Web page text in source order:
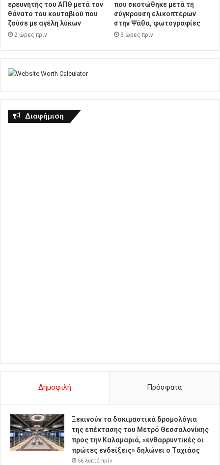
ερευνητής του ΑΠΘ μετά τον
θάνατο του κουταβιού που
ζούσε με αγέλη λύκων
2 ώρες πρίν
που σκοτώθηκε μετά τη
σύγκρουση ελικοπτέρων
στην Ψάθα, φωτογραφίες
3 ώρες πρίν
Διαφήμιση
Δημοφιλή Πρόσφατα
Ξεκινούν τα δοκιμαστικά δρομολόγια
της επέκτασης του Μετρό Θεσσαλονίκης
προς την Καλαμαριά, «ενθαρρυντικές οι
πρώτες ενδείξεις» δηλώνει ο Ταχιάος
56 λεπτά πρίν